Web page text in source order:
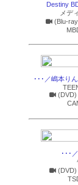
Destiny
メデ
(Blu-
･･･／嶋本り
(DVD)
･･･
(DVD)